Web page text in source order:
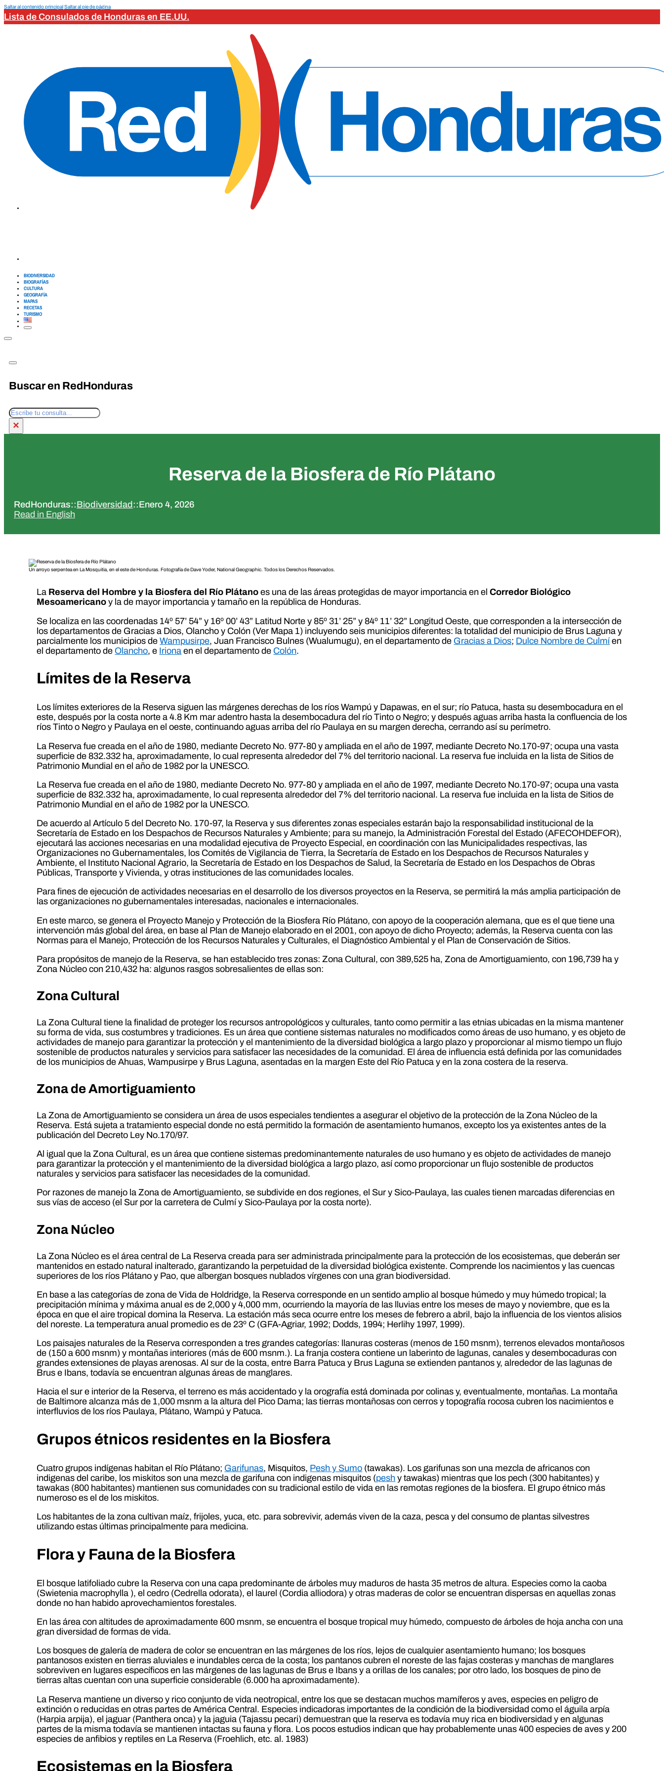
Saltar al contenido principalSaltar al pie de página
Lista de Consulados de Honduras en EE.UU.
BIODIVERSIDAD
BIOGRAFÍAS
CULTURA
GEOGRAFÍA
MAPAS
RECETAS
TURISMO
Buscar en RedHonduras
Buscar
×
Reserva de la Biosfera de Río Plátano
RedHonduras::Biodiversidad ::Enero 4, 2026
Read in English
Un arroyo serpentea en La Mosquitia, en el este de Honduras. Fotografía de Dave Yoder, National Geographic. Todos los Derechos Reservados.
La Reserva del Hombre y la Biosfera del Río Plátano es una de las áreas protegidas de mayor importancia en elCorredor Biológico
Mesoamericano y la de mayor importancia y tamaño en la república de Honduras.
Se localiza en las coordenadas 14º 57’ 54” y 16º 00’ 43” Latitud Norte y 85º 31’ 25” y 84º 11’ 32” Longitud Oeste, que corresponden a la intersección de
los departamentos de Gracias a Dios, Olancho y Colón (Ver Mapa 1) incluyendo seis municipios diferentes: la totalidad del municipio de Brus Laguna y
parcialmente los municipios deWampusirpe, Juan Francisco Bulnes (Wualumugu), en el departamento de Gracias a Dios; Dulce Nombre de Culmí en
el departamento de Olancho, e Iriona en el departamento de Colón.
Límites de la Reserva
Los límites exteriores de la Reserva siguen las márgenes derechas de los ríos Wampú y Dapawas, en el sur; río Patuca, hasta su desembocadura en el
este, después por la costa norte a 4.8 Km mar adentro hasta la desembocadura del río Tinto o Negro; y después aguas arriba hasta la confluencia de los
ríos Tinto o Negro y Paulaya en el oeste, continuando aguas arriba del río Paulaya en su margen derecha, cerrando así su perímetro.
La Reserva fue creada en el año de 1980, mediante Decreto No. 977-80 y ampliada en el año de 1997, mediante Decreto No.170-97; ocupa una vasta
superficie de 832.332 ha, aproximadamente, lo cual representa alrededor del 7% del territorio nacional. La reserva fue incluida en la lista de Sitios de
Patrimonio Mundial en el año de 1982 por la UNESCO.
La Reserva fue creada en el año de 1980, mediante Decreto No. 977-80 y ampliada en el año de 1997, mediante Decreto No.170-97; ocupa una vasta
superficie de 832.332 ha, aproximadamente, lo cual representa alrededor del 7% del territorio nacional. La reserva fue incluida en la lista de Sitios de
Patrimonio Mundial en el año de 1982 por la UNESCO.
De acuerdo al Artículo 5 del Decreto No. 170-97, la Reserva y sus diferentes zonas especiales estarán bajo la responsabilidad institucional de la
Secretaría de Estado en los Despachos de Recursos Naturales y Ambiente; para su manejo, la Administración Forestal del Estado (AFECOHDEFOR),
ejecutará las acciones necesarias en una modalidad ejecutiva de Proyecto Especial, en coordinación con las Municipalidades respectivas, las
Organizaciones no Gubernamentales, los Comités de Vigilancia de Tierra, la Secretaría de Estado en los Despachos de Recursos Naturales y
Ambiente, el Instituto Nacional Agrario, la Secretaría de Estado en los Despachos de Salud, la Secretaría de Estado en los Despachos de Obras
Públicas, Transporte y Vivienda, y otras instituciones de las comunidades locales.
Para fines de ejecución de actividades necesarias en el desarrollo de los diversos proyectos en la Reserva, se permitirá la más amplia participación de
las organizaciones no gubernamentales interesadas, nacionales e internacionales.
En este marco, se genera el Proyecto Manejo y Protección de la Biosfera Río Plátano, con apoyo de la cooperación alemana, que es el que tiene una
intervención más global del área, en base al Plan de Manejo elaborado en el 2001, con apoyo de dicho Proyecto; además, la Reserva cuenta con las
Normas para el Manejo, Protección de los Recursos Naturales y Culturales, el Diagnóstico Ambiental y el Plan de Conservación de Sitios.
Para propósitos de manejo de la Reserva, se han establecido tres zonas: Zona Cultural, con 389,525 ha, Zona de Amortiguamiento, con 196,739 ha y
Zona Núcleo con 210,432 ha: algunos rasgos sobresalientes de ellas son:
Zona Cultural
La Zona Cultural tiene la finalidad de proteger los recursos antropológicos y culturales, tanto como permitir a las etnias ubicadas en la misma mantener
su forma de vida, sus costumbres y tradiciones. Es un área que contiene sistemas naturales no modificados como áreas de uso humano, y es objeto de
actividades de manejo para garantizar la protección y el mantenimiento de la diversidad biológica a largo plazo y proporcionar al mismo tiempo un flujo
sostenible de productos naturales y servicios para satisfacer las necesidades de la comunidad. El área de influencia está definida por las comunidades
de los municipios de Ahuas, Wampusirpe y Brus Laguna, asentadas en la margen Este del Río Patuca y en la zona costera de la reserva.
Zona de Amortiguamiento
La Zona de Amortiguamiento se considera un área de usos especiales tendientes a asegurar el objetivo de la protección de la Zona Núcleo de la
Reserva. Está sujeta a tratamiento especial donde no está permitido la formación de asentamiento humanos, excepto los ya existentes antes de la
publicación del Decreto Ley No.170/97.
Al igual que la Zona Cultural, es un área que contiene sistemas predominantemente naturales de uso humano y es objeto de actividades de manejo
para garantizar la protección y el mantenimiento de la diversidad biológica a largo plazo, así como proporcionar un flujo sostenible de productos
naturales y servicios para satisfacer las necesidades de la comunidad.
Por razones de manejo la Zona de Amortiguamiento, se subdivide en dos regiones, el Sur y Sico-Paulaya, las cuales tienen marcadas diferencias en
sus vías de acceso (el Sur por la carretera de Culmí y Sico-Paulaya por la costa norte).
Zona Núcleo
La Zona Núcleo es el área central de La Reserva creada para ser administrada principalmente para la protección de los ecosistemas, que deberán ser
mantenidos en estado natural inalterado, garantizando la perpetuidad de la diversidad biológica existente. Comprende los nacimientos y las cuencas
superiores de los ríos Plátano y Pao, que albergan bosques nublados vírgenes con una gran biodiversidad.
En base a las categorías de zona de Vida de Holdridge, la Reserva corresponde en un sentido amplio al bosque húmedo y muy húmedo tropical; la
precipitación mínima y máxima anual es de 2,000 y 4,000 mm, ocurriendo la mayoría de las lluvias entre los meses de mayo y noviembre, que es la
época en que el aire tropical domina la Reserva. La estación más seca ocurre entre los meses de febrero a abril, bajo la influencia de los vientos alisios
del noreste. La temperatura anual promedio es de 23º C (GFA-Agriar, 1992; Dodds, 1994; Herlihy 1997, 1999).
Los paisajes naturales de la Reserva corresponden a tres grandes categorías: llanuras costeras (menos de 150 msnm), terrenos elevados montañosos
de (150 a 600 msnm) y montañas interiores (más de 600 msnm.). La franja costera contiene un laberinto de lagunas, canales y desembocaduras con
grandes extensiones de playas arenosas. Al sur de la costa, entre Barra Patuca y Brus Laguna se extienden pantanos y, alrededor de las lagunas de
Brus e Ibans, todavía se encuentran algunas áreas de manglares.
Hacia el sur e interior de la Reserva, el terreno es más accidentado y la orografía está dominada por colinas y, eventualmente, montañas. La montaña
de Baltimore alcanza más de 1,000 msnm a la altura del Pico Dama; las tierras montañosas con cerros y topografía rocosa cubren los nacimientos e
interfluvios de los ríos Paulaya, Plátano, Wampú y Patuca.
Grupos étnicos residentes en la Biosfera
Cuatro grupos indígenas habitan el Río Plátano; Garifunas, Misquitos, Pesh y Sumo (tawakas). Los garifunas son una mezcla de africanos con
indigenas del caribe, los miskitos son una mezcla de garifuna con indigenas misquitos (pesh y tawakas) mientras que los pech (300 habitantes) y
tawakas (800 habitantes) mantienen sus comunidades con su tradicional estilo de vida en las remotas regiones de la biosfera. El grupo étnico más
numeroso es el de los miskitos.
Los habitantes de la zona cultivan maíz, frijoles, yuca, etc. para sobrevivir, además viven de la caza, pesca y del consumo de plantas silvestres
utilizando estas últimas principalmente para medicina.
Flora y Fauna de la Biosfera
El bosque latifoliado cubre la Reserva con una capa predominante de árboles muy maduros de hasta 35 metros de altura. Especies como la caoba
(Swietenia macrophylla ), el cedro (Cedrella odorata), el laurel (Cordia alliodora) y otras maderas de color se encuentran dispersas en aquellas zonas
donde no han habido aprovechamientos forestales.
En las área con altitudes de aproximadamente 600 msnm, se encuentra el bosque tropical muy húmedo, compuesto de árboles de hoja ancha con una
gran diversidad de formas de vida.
Los bosques de galería de madera de color se encuentran en las márgenes de los ríos, lejos de cualquier asentamiento humano; los bosques
pantanosos existen en tierras aluviales e inundables cerca de la costa; los pantanos cubren el noreste de las fajas costeras y manchas de manglares
sobreviven en lugares específicos en las márgenes de las lagunas de Brus e Ibans y a orillas de los canales; por otro lado, los bosques de pino de
tierras altas cuentan con una superficie considerable (6.000 ha aproximadamente).
La Reserva mantiene un diverso y rico conjunto de vida neotropical, entre los que se destacan muchos mamíferos y aves, especies en peligro de
extinción o reducidas en otras partes de América Central. Especies indicadoras importantes de la condición de la biodiversidad como el águila arpía
(Harpia arpija), el jaguar (Panthera onca) y la jaguia (Tajassu pecari) demuestran que la reserva es todavía muy rica en biodiversidad y en algunas
partes de la misma todavía se mantienen intactas su fauna y flora. Los pocos estudios indican que hay probablemente unas 400 especies de aves y 200
especies de anfibios y reptiles en La Reserva (Froehlich, etc. al. 1983)
Ecosistemas en la Biosfera